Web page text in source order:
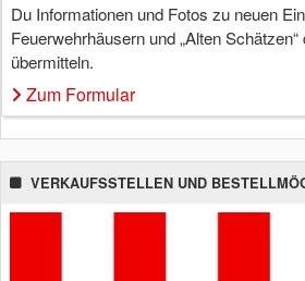
Du Informationen und Fotos zu neuen
Feuerwehrhäusern und „Alten
übermitteln.
Zum Formular
VERKAUFSSTELLEN UND